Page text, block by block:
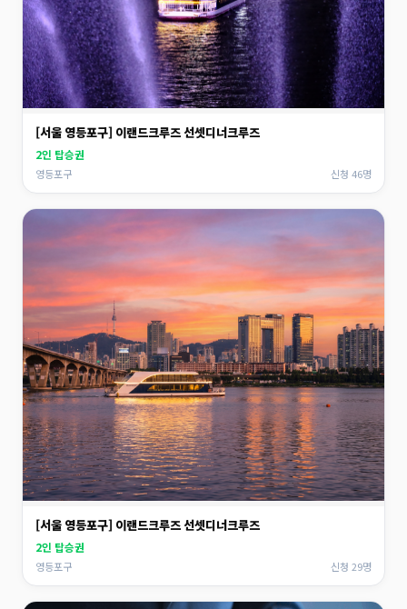
[서울 영등포구] 이랜드크루즈 선셋디너크루즈
2인 탑승권
영등포구 신청 46명
[서울 영등포구] 이랜드크루즈 선셋디너크루즈
2인 탑승권
영등포구 신청 29명